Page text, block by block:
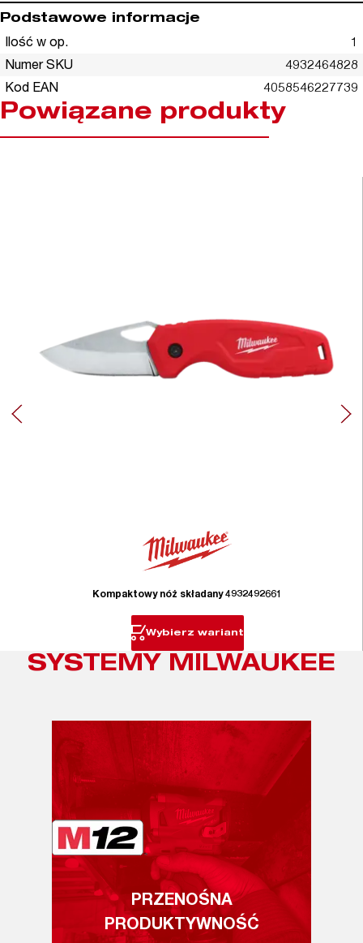
Podstawowe informacje
Ilość w op.
1
Numer SKU
4932464828
Kod EAN
4058546227739
Powiązane produkty
Kompaktowy nóż składany 4932492661
Wybierz wariant
SYSTEMY MILWAUKEE
PRZENOŚNA
PRODUKTYWNOŚĆ